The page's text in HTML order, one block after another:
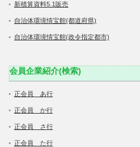
新積算資料5.1販売
自治体環境情宝館(都道府県)
自治体環境情宝館(政令指定都市)
会員企業紹介(検索)
正会員 あ行
正会員 か行
正会員 さ行
正会員 た行